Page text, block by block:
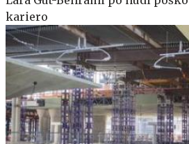
kariero